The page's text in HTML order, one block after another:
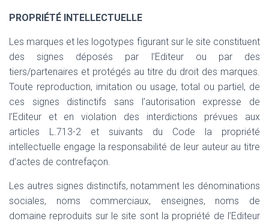
PROPRIÉTÉ INTELLECTUELLE
Les marques et les logotypes figurant sur le site constituent
des signes déposés par l’Editeur ou par des
tiers/partenaires et protégés au titre du droit des marques.
Toute reproduction, imitation ou usage, total ou partiel, de
ces signes distinctifs sans l’autorisation expresse de
l’Editeur et en violation des interdictions prévues aux
articles L.713-2 et suivants du Code la propriété
intellectuelle engage la responsabilité de leur auteur au titre
d’actes de contrefaçon.
Les autres signes distinctifs, notamment les dénominations
sociales, noms commerciaux, enseignes, noms de
domaine reproduits sur le site sont la propriété de l’Editeur